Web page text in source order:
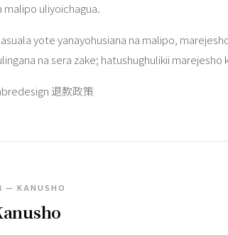
malipo uliyoichagua.
yote yanayohusiana na malipo,
na sera zake; hatushughulikii
退款政策
— KANUSHO